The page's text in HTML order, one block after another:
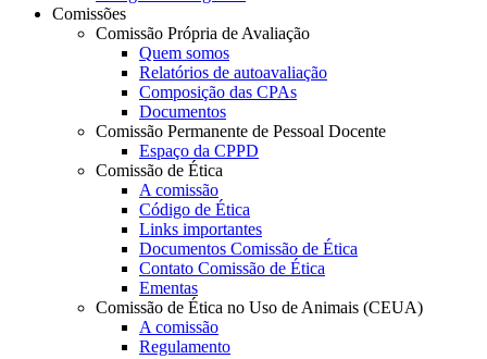
Comissões
Comissão Própria de Avaliação
Quem somos
Relatórios de autoavaliação
Composição das CPAs
Documentos
Comissão Permanente de Pessoal Docente
Espaço da CPPD
Comissão de Ética
A comissão
Código de Ética
Links importantes
Documentos Comissão de Ética
Contato Comissão de Ética
Ementas
Comissão de Ética no Uso de Animais (CEUA)
A comissão
Regulamento